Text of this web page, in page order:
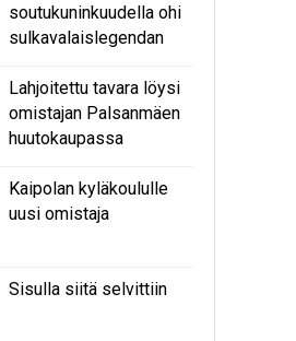
soutukuninkuudella ohi
sulkavalaislegendan
Lahjoitettu tavara löysi
omistajan Palsanmäen
huutokaupassa
Kaipolan kyläkoululle
uusi omistaja
Sisulla siitä selvittiin